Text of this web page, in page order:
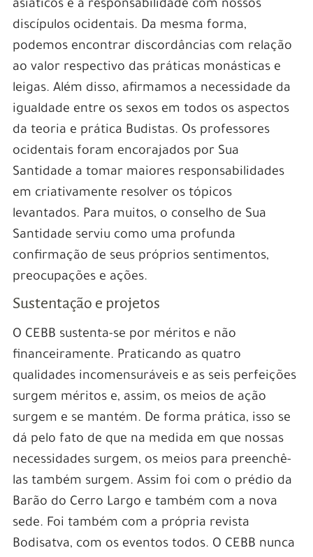
asiáticos e a responsabilidade com nossos
discípulos ocidentais. Da mesma forma,
podemos encontrar discordâncias com relação
ao valor respectivo das práticas monásticas e
leigas. Além disso, afirmamos a necessidade da
igualdade entre os sexos em todos os aspectos
da teoria e prática Budistas. Os professores
ocidentais foram encorajados por Sua
Santidade a tomar maiores responsabilidades
em criativamente resolver os tópicos
levantados. Para muitos, o conselho de Sua
Santidade serviu como uma profunda
confirmação de seus próprios sentimentos,
preocupações e ações.
Sustentação e projetos
O CEBB sustenta-se por méritos e não
financeiramente. Praticando as quatro
qualidades incomensuráveis e as seis perfeições
surgem méritos e, assim, os meios de ação
surgem e se mantém. De forma prática, isso se
dá pelo fato de que na medida em que nossas
necessidades surgem, os meios para preenchê-
las também surgem. Assim foi com o prédio da
Barão do Cerro Largo e também com a nova
sede. Foi também com a própria revista
Bodisatva, com os eventos todos. O CEBB nunca